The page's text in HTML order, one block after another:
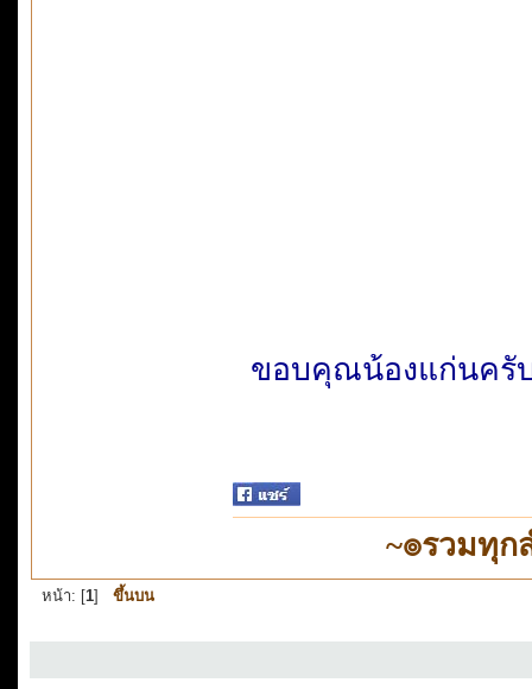
ขอบคุณน้องแก่นครั
~๏รวมทุ
หน้า: [1] ขึ้นบน